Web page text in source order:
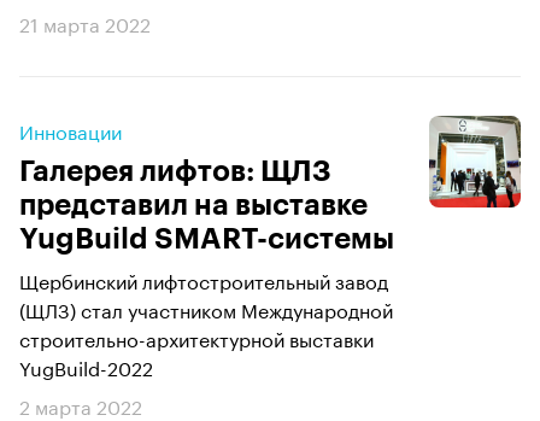
21 марта 2022
Инновации
Галерея лифтов: ЩЛЗ
представил на выставке
YugBuild SMART-системы
Щербинский лифтостроительный завод
(ЩЛЗ) стал участником Международной
строительно-архитектурной выставки
YugBuild-2022
2 марта 2022